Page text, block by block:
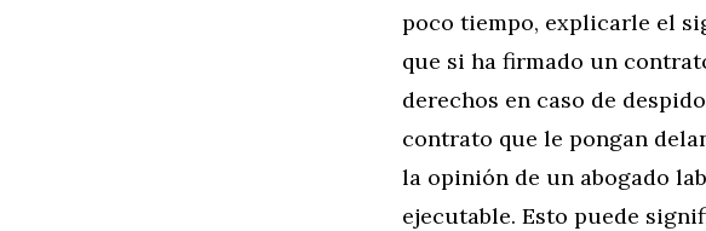
poco tiempo, explicarle el
que si ha firmado un
derechos en caso de
contrato que le pongan
la opinión de un abogado
ejecutable. Esto puede